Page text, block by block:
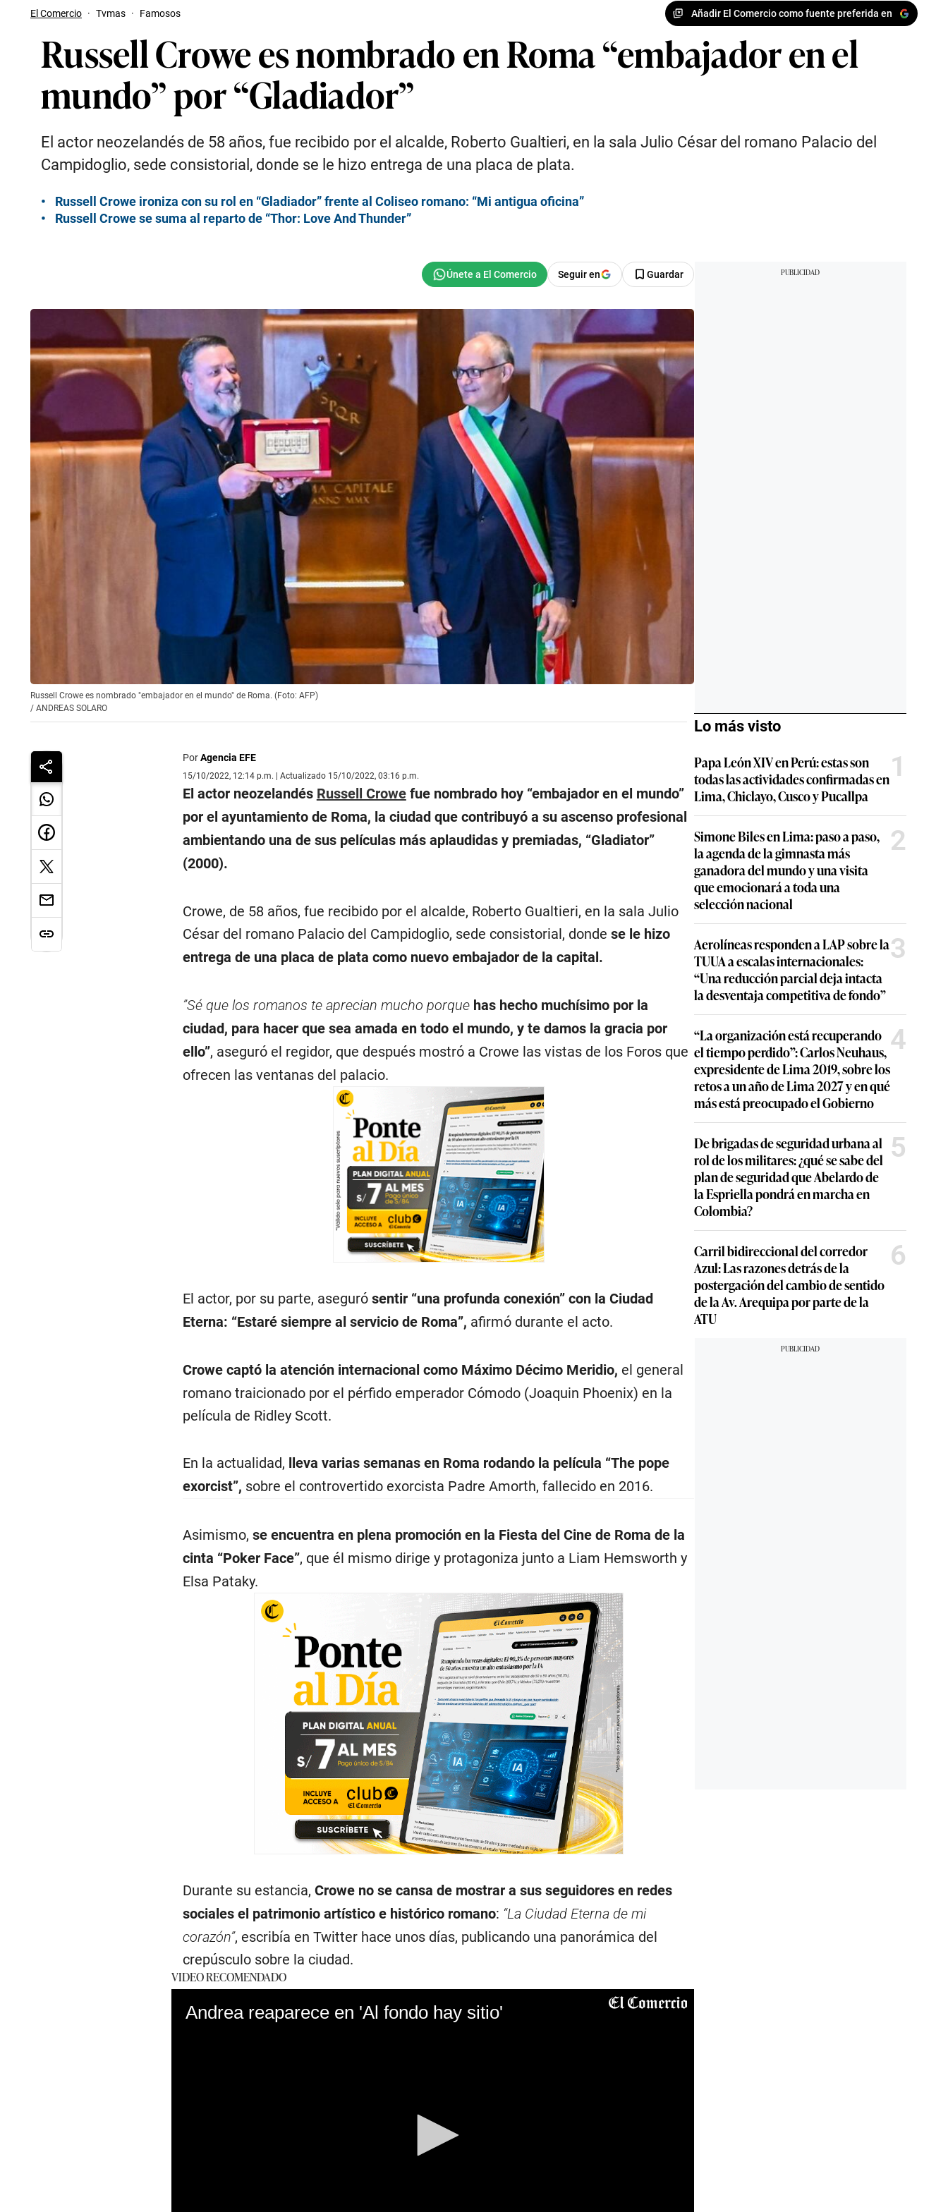
El Comercio · Tvmas · Famosos Añadir El Comercio como fuente preferida en
Russell Crowe es nombrado en Roma “embajador en el
mundo” por “Gladiador”
El actor neozelandés de 58 años, fue recibido por el alcalde, Roberto Gualtieri, en la sala Julio César del romano Palacio del
Campidoglio, sede consistorial, donde se le hizo entrega de una placa de plata.
Russell Crowe ironiza con su rol en “Gladiador” frente al Coliseo romano: “Mi antigua oficina”
Russell Crowe se suma al reparto de “Thor: Love And Thunder”
Seguir en Guardar
Russell Crowe es nombrado "embajador en el mundo" de Roma. (Foto: AFP)
/ ANDREAS SOLARO
PorAgencia EFE
15/10/2022, 12:14 p.m. | Actualizado 15/10/2022, 03:16 p.m.
El actor neozelandés Russell Crowefue nombrado hoy “embajador en el mundo”
por el ayuntamiento de Roma, la ciudad que contribuyó a su ascenso profesional
ambientando una de sus películas más aplaudidas y premiadas, “Gladiator”
(2000).
Crowe, de 58 años, fue recibido por el alcalde, Roberto Gualtieri, en la sala Julio
César del romano Palacio del Campidoglio, sede consistorial, donde se le hizo
entrega de una placa de plata como nuevo embajador de la capital.
”Sé que los romanos te aprecian mucho porquehas hecho muchísimo por la
ciudad, para hacer que sea amada en todo el mundo, y te damos la gracia por
ello”, aseguró el regidor, que después mostró a Crowe las vistas de los Foros que
ofrecen las ventanas del palacio.
El actor, por su parte, aseguró sentir “una profunda conexión” con la Ciudad
Eterna: “Estaré siempre al servicio de Roma”, afirmó durante el acto.
Crowe captó la atención internacional como Máximo Décimo Meridio, el general
romano traicionado por el pérfido emperador Cómodo (Joaquin Phoenix) en la
película de Ridley Scott.
En la actualidad, lleva varias semanas en Roma rodando la película “The pope
exorcist”, sobre el controvertido exorcista Padre Amorth, fallecido en 2016.
Asimismo, se encuentra en plena promoción en la Fiesta del Cine de Roma de la
cinta “Poker Face”, que él mismo dirige y protagoniza junto a Liam Hemsworth y
Elsa Pataky.
Durante su estancia, Crowe no se cansa de mostrar a sus seguidores en redes
sociales el patrimonio artístico e histórico romano: “La Ciudad Eterna de mi
corazón”, escribía en Twitter hace unos días, publicando una panorámica del
crepúsculo sobre la ciudad.
VIDEO RECOMENDADO
Andrea reaparece en 'Al fondo hay sitio'
Lo más visto
Papa León XIV en Perú: estas son
todas las actividades confirmadas en
Lima, Chiclayo, Cusco y Pucallpa
1
Simone Biles en Lima: paso a paso,
la agenda de la gimnasta más
ganadora del mundo y una visita
que emocionará a toda una
selección nacional
2
Aerolíneas responden a LAP sobre la
TUUA a escalas internacionales:
“Una reducción parcial deja intacta
la desventaja competitiva de fondo”
3
“La organización está recuperando
el tiempo perdido”: Carlos Neuhaus,
expresidente de Lima 2019, sobre los
retos a un año de Lima 2027 y en qué
más está preocupado el Gobierno
4
De brigadas de seguridad urbana al
rol de los militares: ¿qué se sabe del
plan de seguridad que Abelardo de
la Espriella pondrá en marcha en
Colombia?
5
Carril bidireccional del corredor
Azul: Las razones detrás de la
postergación del cambio de sentido
de la Av. Arequipa por parte de la
ATU
6